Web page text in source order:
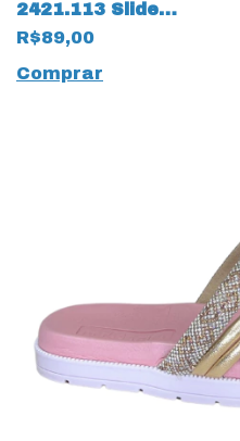
2421.113 Slide
Gáspea Napa Way
17535 Preto
R$89,00
Comprar